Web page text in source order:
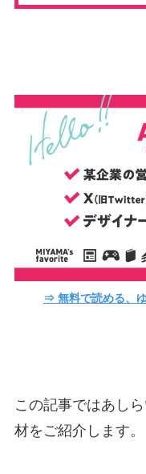
⇒ 無料で読める、
この記事ではあし
材をご紹介します。